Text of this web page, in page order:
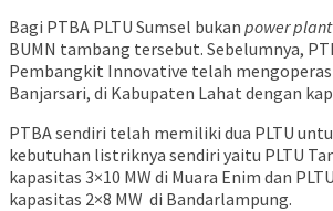
Bagi PTBA PLTU Sumsel bukan power plant
BUMN tambang tersebut. Sebelumnya,
Pembangkit Innovative telah
Banjarsari, di Kabupaten Lahat dengan
PTBA sendiri telah memiliki dua PLTU
kebutuhan listriknya sendiri yaitu PLTU
kapasitas 3×10 MW di Muara Enim dan
kapasitas 2×8 MW di Bandarlampung.